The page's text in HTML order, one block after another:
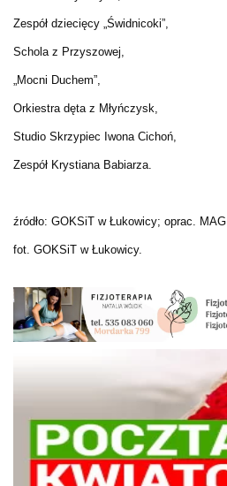
Zespół dziecięcy „Świdnicoki”,
Schola z Przyszowej,
„Mocni Duchem”,
Orkiestra dęta z Młyńczysk,
Studio Skrzypiec Iwona Cichoń,
Zespół Krystiana Babiarza.
źródło: GOKSiT w Łukowicy; oprac. MAG
fot. GOKSiT w Łukowicy.